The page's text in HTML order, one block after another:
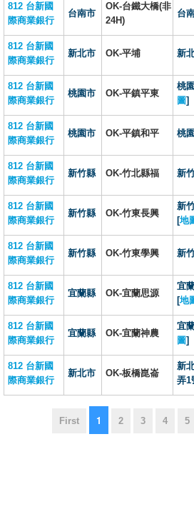
812 台新國
際商業銀行
台南市
OK-台鐵大橋(非
24H)
台
812 台新國
際商業銀行
新北市 OK-平埔 新
812 台新國
際商業銀行
桃園市 OK-平鎮平東
桃
圖]
812 台新國
際商業銀行
桃園市 OK-平鎮和平 桃
812 台新國
際商業銀行
新竹縣 OK-竹北縣福 新
812 台新國
際商業銀行
新竹縣 OK-竹東長興
新
[地
812 台新國
際商業銀行
新竹縣 OK-竹東學興 新
812 台新國
際商業銀行
宜蘭縣 OK-宜蘭思源
宜
[地
812 台新國
際商業銀行
宜蘭縣 OK-宜蘭神農
宜
圖]
812 台新國
際商業銀行
新北市 OK-板橋崑崙
新
弄1
First 1 2 3 4 5